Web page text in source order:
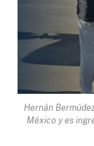
Hernán
México y es